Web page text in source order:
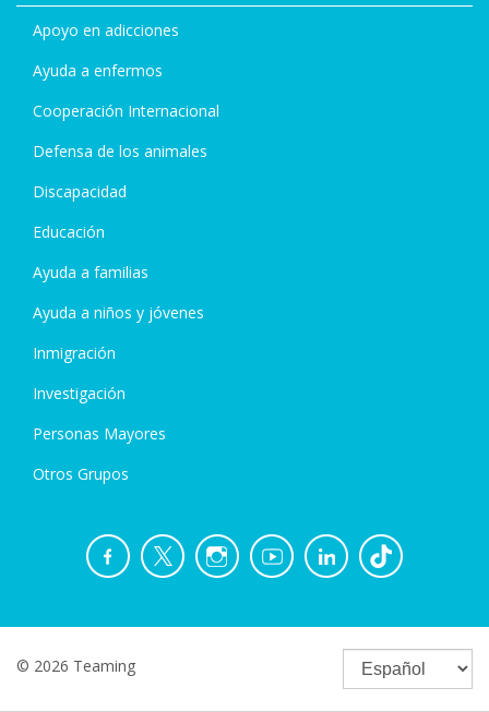
Apoyo en adicciones
Ayuda a enfermos
Cooperación Internacional
Defensa de los animales
Discapacidad
Educación
Ayuda a familias
Ayuda a niños y jóvenes
Inmigración
Investigación
Personas Mayores
Otros Grupos
© 2026 Teaming